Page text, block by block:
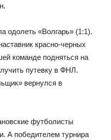
одолеть «Волгарь» (1:1).
красно-черных
команде подняться на
путевку в ФНЛ.
вернулся в
футболисты
А победителем турнира